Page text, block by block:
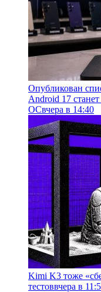
Опубликован
Android 17
ОСвчера в 14:40
Kimi K3 тоже
тестоввчера в